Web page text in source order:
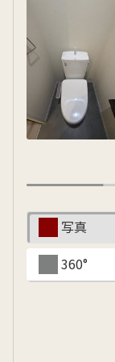
イフサポート
ス付き・シニア向け
・よくある質問
ライフ CLUB
写真
360°